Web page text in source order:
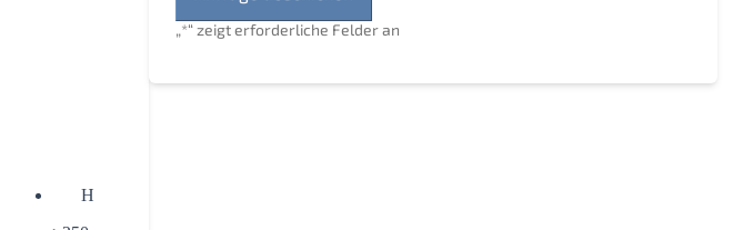
H
„*“ zeigt erforderliche Felder an